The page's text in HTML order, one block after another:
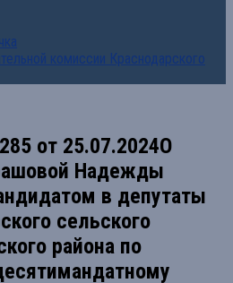
комиссии Краснодарского
от 25.07.2024О
Надежды
в депутаты
сельского
района по